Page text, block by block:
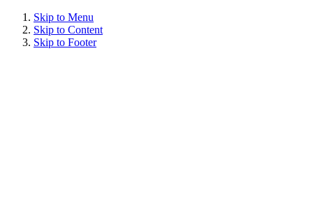
Skip to Menu
Skip to Content
Skip to Footer